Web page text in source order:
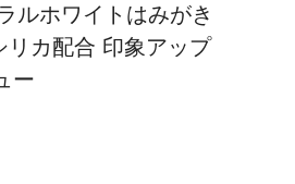
ルホワイトはみがき
リカ配合 印象アップ
ー